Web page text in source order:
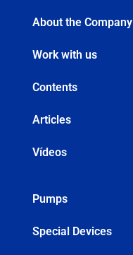
About the Company
Work with us
Contents
Articles
Vídeos
Pumps
Special Devices